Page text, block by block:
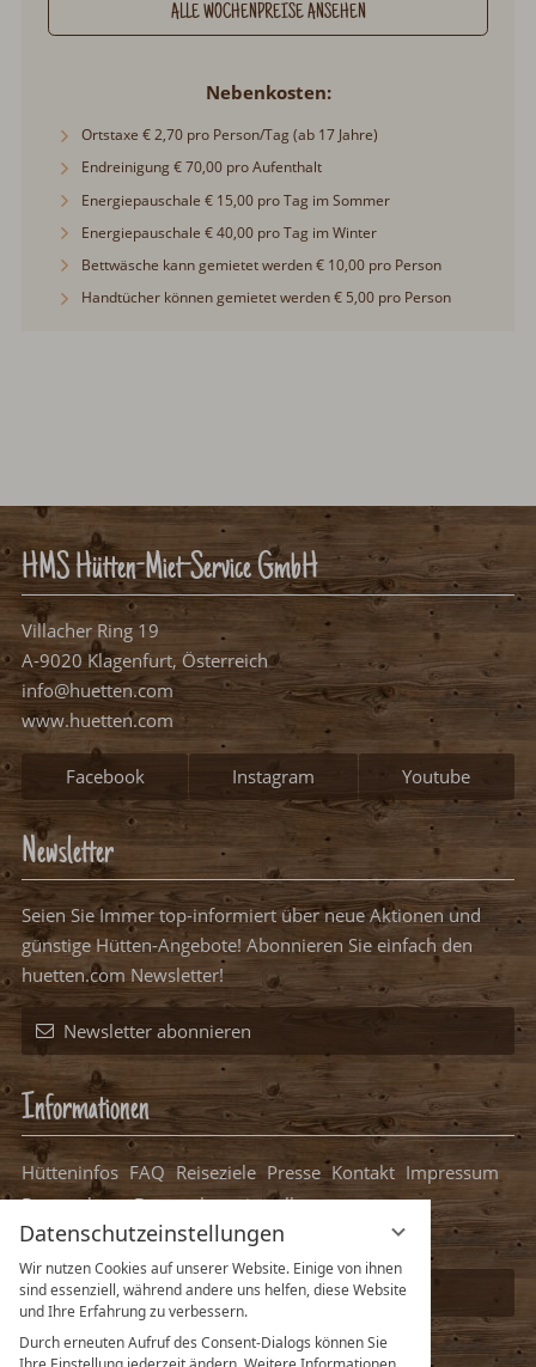
Datenschutzeinstellungen
Wir nutzen Cookies auf unserer Website. Einige von ihnen
sind essenziell, während andere uns helfen, diese Website
und Ihre Erfahrung zu verbessern.
Durch erneuten Aufruf des Consent-Dialogs können Sie
ALLE WOCHENPREISE ANSEHEN
Nebenkosten
Ortstaxe € 2,70 pro Person/Tag (ab 17 Jahre)
Endreinigung € 70,00 pro Aufenthalt
Energiepauschale € 15,00 pro Tag im Sommer
Energiepauschale € 40,00 pro Tag im Winter
Bettwäsche kann gemietet werden € 10,00 pro Person
Handtücher können gemietet werden € 5,00 pro Person
HMS Hütten-Miet-Service GmbH
Villacher Ring 19
A-9020 Klagenfurt, Österreich
info@huetten.com
www.huetten.com
Facebook Instagram Youtube
Newsletter
Seien Sie Immer top-informiert über neue Aktionen und
günstige Hütten-Angebote! Abonnieren Sie einfach den
huetten.com Newsletter!
Newsletter abonnieren
Informationen
Hütteninfos FAQ Reiseziele Presse Kontakt Impressum
Datenschutz Datenschutzeinstellungen
Packliste Hüttenurlaub
Ihre Hütte bei uns eintragen